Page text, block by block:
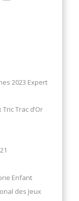
2023 Expert
Trac d’Or
Enfant
des Jeux